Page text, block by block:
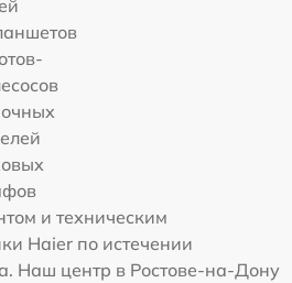
и техническим
Haier по истечении
Наш центр в Ростове-на-Дону